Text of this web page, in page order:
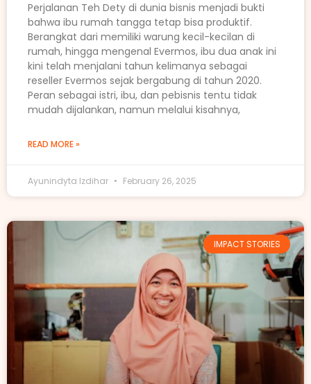
Perjalanan Teh Dety di dunia bisnis menjadi bukti
bahwa ibu rumah tangga tetap bisa produktif.
Berangkat dari memiliki warung kecil-kecilan di
rumah, hingga mengenal Evermos, ibu dua anak ini
kini telah menjalani tahun kelimanya sebagai
reseller Evermos sejak bergabung di tahun 2020.
Peran sebagai istri, ibu, dan pebisnis tentu tidak
mudah dijalankan, namun melalui kisahnya,
READ MORE »
Ayunindyta Izdihar February 26, 2025
IMPACT STORIES